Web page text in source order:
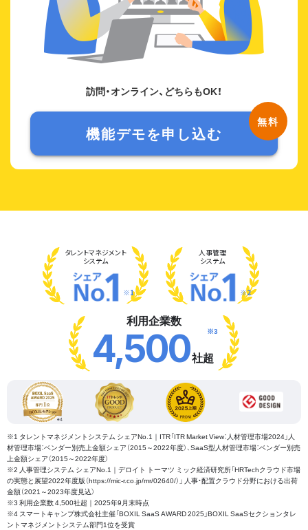
訪問・オンライン、どちらもOK！
機能デモを申し込む
タレントマネジメント
システム
※1
人事管理
システム
※2
利用企業数
4,500社超
※3
※1 タレントマネジメントシステム シェアNo.1｜ITR「ITR Market View：人材管理市場2024」人
材管理市場：ベンダー別売上金額シェア（2015～2022年度）、SaaS型人材管理市場：ベンダー別売
上金額シェア（2015～2022年度）
※2 人事管理システム シェアNo.1｜デロイト トーマツ ミック経済研究所「HRTechクラウド市場
の実態と展望2022年度版（https://mic-r.co.jp/mr/02640/）」 人事・配置クラウド分野における出荷
金額（2021～2023年度見込）
※3 利用企業数 4,500社超｜2025年9月末時点
※4 スマートキャンプ株式会社主催「BOXIL SaaS AWARD 2025」BOXIL SaaSセクションタレ
ントマネジメントシステム部門1位を受賞